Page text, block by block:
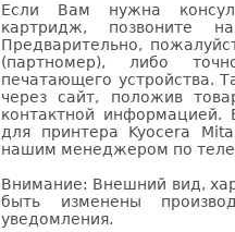
Если Вам нужна
картридж, позвоните
Предварительно,
(партномер), либо
печатающего устройства.
через сайт, положив
контактной информацией.
для принтера Kyocera
нашим менеджером по
Внимание: Внешний вид,
быть изменены
уведомления.